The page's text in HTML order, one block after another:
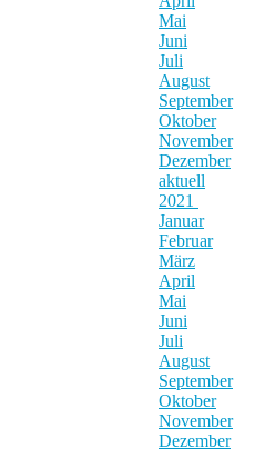
Mai
Juni
Juli
August
September
Oktober
November
Dezember
aktuell
2021
Januar
Februar
März
April
Mai
Juni
Juli
August
September
Oktober
November
Dezember